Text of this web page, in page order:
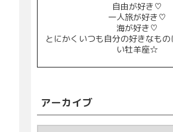
自由が好き♡
一人旅が好き♡
海が好き♡
とにかくいつも自分の好きなも
い牡羊座☆
アーカイブ